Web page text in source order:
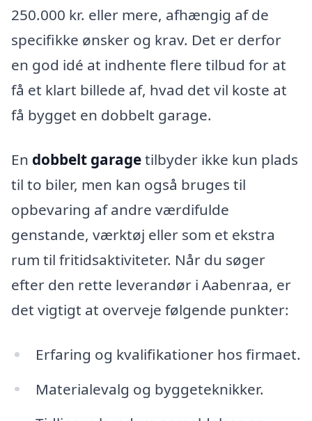
250.000 kr. eller mere, afhængig af de
specifikke ønsker og krav. Det er derfor
en god idé at indhente flere tilbud for at
få et klart billede af, hvad det vil koste at
få bygget en dobbelt garage.
En dobbelt garagetilbyder ikke kun plads
til to biler, men kan også bruges til
opbevaring af andre værdifulde
genstande, værktøj eller som et ekstra
rum til fritidsaktiviteter. Når du søger
efter den rette leverandør i Aabenraa, er
det vigtigt at overveje følgende punkter:
Erfaring og kvalifikationer hos firmaet.
Materialevalg og byggeteknikker.